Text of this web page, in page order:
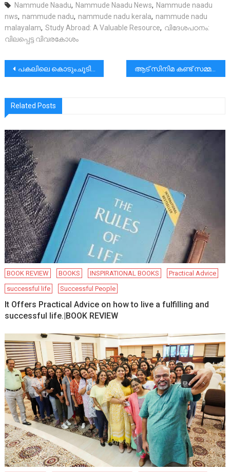
Nammude Naadu, Nammude Naadu News, Nammude naadu
nws, nammude nadu, nammude nadu kerala, nammude nadu
malayalam, Study Abroad: A Valuable Resource, വിദേശപഠനം:
വിലപ്പെട്ട വിവരകോശം
പോസ്റ്റുകളിലൂടെ
പകലിലെ കൊടുംചൂടിൽ ഒരു മനോഹരമായ കാഴ്‌ച്ചക്ക് സാക്ഷിയായി. ആട് സിനിമ കണ്ട് സമ്മർദ്ദം അനുഭവിച്ചത് കൊണ്ട് ലേശം ഡീഗ്രേഡ് ചെയ്തേക്കാം എന്ന് കരുതിയ “നിഷ്കളങ്ക” മനുഷ്യർ നമുക്ക് ചുറ്റുമുള്ള നജീബ്‌ മാർ അനുഭവിച്ച സമ്മർദ്ദം കാണാതെ പോകരുത്.
Related Posts
BOOK REVIEW BOOKS INSPIRATIONAL BOOKS
Practical Advice
successful life
Successful People
It Offers Practical Advice on how to live a fulfilling and
successful life.|BOOK REVIEW